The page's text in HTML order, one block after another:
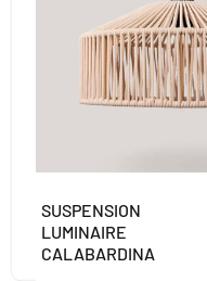
SUSPENSION
LUMINAIRE
CALABARDINA